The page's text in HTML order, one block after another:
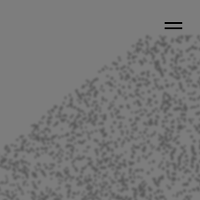
役員紹介